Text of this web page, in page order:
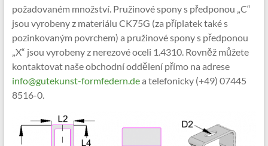
požadovaném množství. Pružinové spony s předponou „C“
jsou vyrobeny z materiálu CK75G (za příplatek také s
pozinkovaným povrchem) a pružinové spony s předponou
„X“ jsou vyrobeny z nerezové oceli 1.4310. Rovněž můžete
kontaktovat naše obchodní oddělení přímo na adrese
info@gutekunst-formfedern.dea telefonicky (+49) 07445
8516-0.